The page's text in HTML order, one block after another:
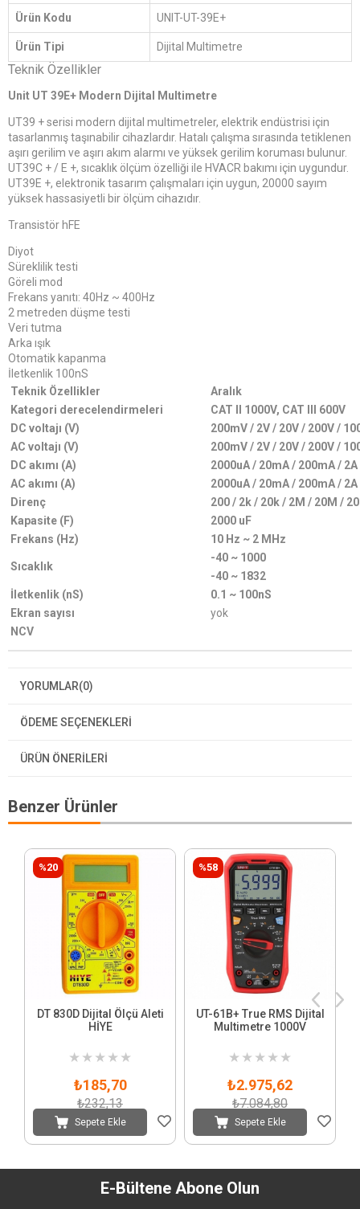
Ürün Kodu UNIT-UT-39E+
Ürün Tipi Dijital Multimetre
Teknik Özellikler
Unit UT 39E+ Modern Dijital Multimetre
UT39 + serisi modern dijital multimetreler, elektrik endüstrisi için
tasarlanmış taşınabilir cihazlardır. Hatalı çalışma sırasında tetiklenen
aşırı gerilim ve aşırı akım alarmı ve yüksek gerilim koruması bulunur.
UT39C + / E +, sıcaklık ölçüm özelliği ile HVACR bakımı için uygundur.
UT39E +, elektronik tasarım çalışmaları için uygun, 20000 sayım
yüksek hassasiyetli bir ölçüm cihazıdır.
Transistör hFE
Diyot
Süreklilik testi
Göreli mod
Frekans yanıtı: 40Hz ~ 400Hz
2 metreden düşme testi
Veri tutma
Arka ışık
Otomatik kapanma
İletkenlik 100nS
Teknik Özellikler
Aralık
Kategori derecelendirmeleri
CAT II 1000V, CAT III 600V
DC voltajı (V)
200mV / 2V / 20V / 200V /
AC voltajı (V)
200mV / 2V / 20V / 200V /
DC akımı (A)
2000uA / 20mA / 200mA / 2A
AC akımı (A)
2000uA / 20mA / 200mA / 2A
Direnç
200 / 2k / 20k / 2M / 20M /
Kapasite (F)
2000 uF
Frekans (Hz)
10 Hz ~ 2 MHz
Sıcaklık
-40 ~ 1000
-40 ~ 1832
İletkenlik (nS)
0.1 ~ 100nS
Ekran sayısı
yok
NCV
YORUMLAR(0)
ÖDEME SEÇENEKLERI
ÜRÜN ÖNERILERI
Benzer Ürünler
DT 830D Dijital Ölçü Aleti
HİYE
★ ★ ★ ★ ★
₺185,70
₺232,13
Sepete Ekle
%20
UT-61B+ True RMS Dijital
Multimetre 1000V
★ ★ ★ ★ ★
₺2.975,62
₺7.084,80
Sepete Ekle
%58
E-Bültene Abone Olun